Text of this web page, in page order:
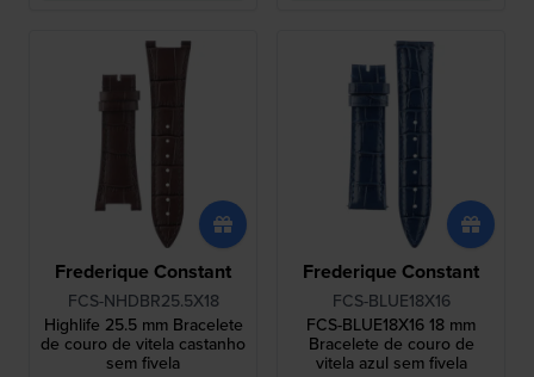
Frederique Constant
FCS-NHDBR25.5X18
Highlife 25.5 mm Bracelete
de couro de vitela castanho
sem fivela
Frederique Constant
FCS-BLUE18X16
FCS-BLUE18X16 18 mm
Bracelete de couro de
vitela azul sem fivela